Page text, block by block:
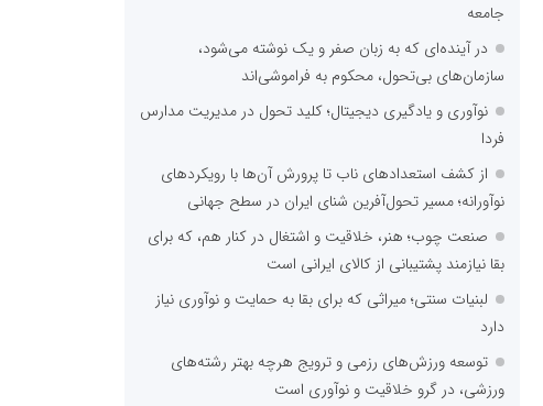
جامعه
در آینده‌ای که به زبان صفر و یک نوشته می‌شود،
سازمان‌های بی‌تحول، محکوم به فراموشی‌اند
نوآوری و یادگیری دیجیتال؛ کلید تحول در مدیریت مدارس
فردا
از کشف استعدادهای ناب تا پرورش آن‌ها با رویکردهای
نوآورانه؛ مسیر تحول‌آفرین شنای ایران در سطح جهانی
صنعت چوب؛ هنر، خلاقیت و اشتغال در کنار هم، که برای
بقا نیازمند پشتیبانی از کالای ایرانی است
لبنیات سنتی؛ میراثی که برای بقا به حمایت و نوآوری نیاز
دارد
توسعه ورزش‌های رزمی و ترویج هرچه بهتر رشته‌های
ورزشی، در گرو خلاقیت و نوآوری است